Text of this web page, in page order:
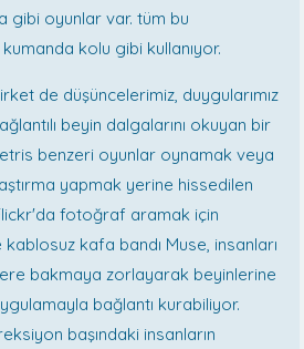
gibi oyunlar var. tüm bu
kolu gibi kullanıyor.
de düşüncelerimiz, duygularımız
beyin dalgalarını okuyan bir
tetris benzeri oyunlar oynamak veya
yapmak yerine hissedilen
fotoğraf aramak için
kafa bandı Muse, insanları
bakmaya zorlayarak beyinlerine
bağlantı kurabiliyor.
başındaki insanların